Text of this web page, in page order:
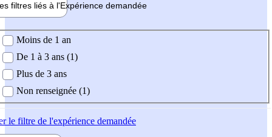
filtres liés à l'Expérience demandée
demandée
Moins de 1 an
De 1 à 3 ans (1)
Plus de 3 ans
Non renseignée (1)
le filtre de l'expérience demandée